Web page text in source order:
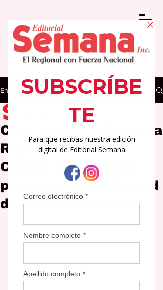
Entrada
Club 4-H de la Escuela
Rogelio Rosado
Crespo de Yabucoa
participa de actividad
de empoderamiento
2 min de lectura